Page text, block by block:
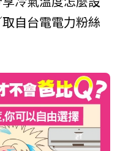
自台電電力粉絲